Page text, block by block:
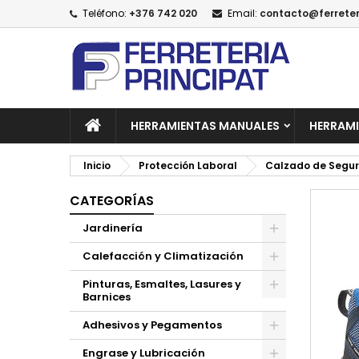
Teléfono: +376 742 020 Email:
HERRAMIENTAS MANUALES
Inicio Protección Laboral Calzado de
CATEGORÍAS
Jardinería
Calefacción y Climatización
Pinturas, Esmaltes, Lasures y
Barnices
Adhesivos y Pegamentos
Engrase y Lubricación